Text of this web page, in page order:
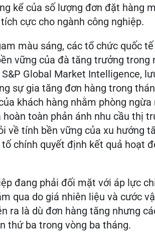
kể của số lượng đơn đặt hàng
cực cho ngành công nghiệp.
màu sáng, các tổ chức quốc
vững của đà tăng trưởng trong
Global Market Intelligence,
sự gia tăng đơn hàng trong
khách hàng nhằm phòng
toàn phản ánh nhu cầu thị
về tính bền vững của xu hướng
chính quyết định kết quả hoạt
đang phải đối mặt với áp lực
qua do giá nhiên liệu và cước
ra là dù đơn hàng tăng nhưng
thứ ba trong vòng ba tháng.